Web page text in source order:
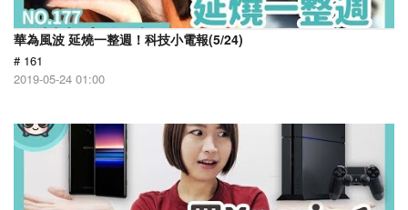
華為風波 延燒一整週！科技小電報(5/24)
# 161
2019-05-24 01:00